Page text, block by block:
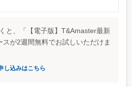
と、「【電子版】T&Amaster最新
が2週間無料でお試しいただけま
し込みはこちら